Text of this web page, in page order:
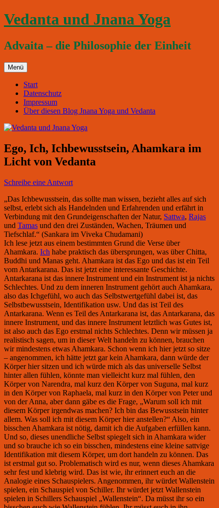
Zum
Inhalt
Vedanta und Jnana Yoga
Advaita – die Philosophie der Einheit
Menü
Start
Datenschutz
Impressum
Über diesen Blog Jnana Yoga und Vedanta
Ego, Ich, Ichbewusstsein, Ahamkara im
Licht von Vedanta
Schreibe eine Antwort
„Das Ichbewusstsein, das sollte man wissen, bezieht alles auf sich
selbst, erlebt sich als Handelnden und Erfahrenden und erfährt in
Verbindung mit den Grundeigenschaften der Natur, Sattwa, Rajas
und Tamas und den drei Zuständen, Wachen, Träumen und
Tiefschlaf.“ (Sankara im Viveka Chudamani)
Ich lese jetzt aus einem bestimmten Grund die Verse über
Ahamkara. Ich habe praktisch das übersprungen, was über Chitta,
Buddhi und Manas geht. Ahamkara ist das Ego und das ist ein Teil
vom Antarkarana. Das ist jetzt eine interessante Geschichte.
Antarkarana ist das innere Instrument und ein Instrument ist ja nichts
Schlechtes. Und zu dem inneren Instrument gehört auch Ahamkara,
also das Ichgefühl, wo auch das Selbstwertgefühl dabei ist, das
Selbstbewusstsein, Identifikation usw. Und das ist Teil des
Antarkarana. Wenn es Teil des Antarkarana ist, das Antarkarana, das
innere Instrument, und das innere Instrument letztlich was Gutes ist,
ist also auch das Ego erstmal nichts Schlechtes. Denn wir müssen ja
realistisch sagen, um in dieser Welt handeln zu können, brauchen
wir mindestens etwas Ahamkara. Schon wenn ich hier jetzt so sitze
– angenommen, ich hätte jetzt gar kein Ahamkara, dann würde der
Körper hier sitzen und ich würde mich als das universelle Selbst
hinter allen fühlen, könnte man vielleicht kurz mal fühlen, den
Körper von Narendra, mal kurz den Körper von Suguna, mal kurz
in den Körper von Raphaela, mal kurz in den Körper von Peter und
von der Anna, aber dann gäbe es die Frage, „Warum soll ich mit
diesem Körper irgendwas machen? Ich bin das Bewusstsein hinter
allem. Was soll ich mit diesem Körper hier anstellen?“ Also, ein
bisschen Ahamkara ist nötig, damit ich die Aufgaben erfüllen kann.
Und so, dieses unendliche Selbst spiegelt sich in Ahamkara wider
und so brauche ich so ein bisschen, mindestens eine kleine sattvige
Identifikation mit diesem Körper, um dort handeln zu können. Das
ist erstmal gut so. Problematisch wird es nur, wenn dieses Ahamkara
sehr fest und klebrig wird. Das ist wie, ihr erinnert euch an die
Analogie eines Schauspielers. Angenommen, ihr würdet Wallenstein
spielen, ein Schauspiel von Schiller. Ihr würdet jetzt Wallenstein
spielen in Schillers Schauspiel „Wallenstein“. Da müsst ihr so ein